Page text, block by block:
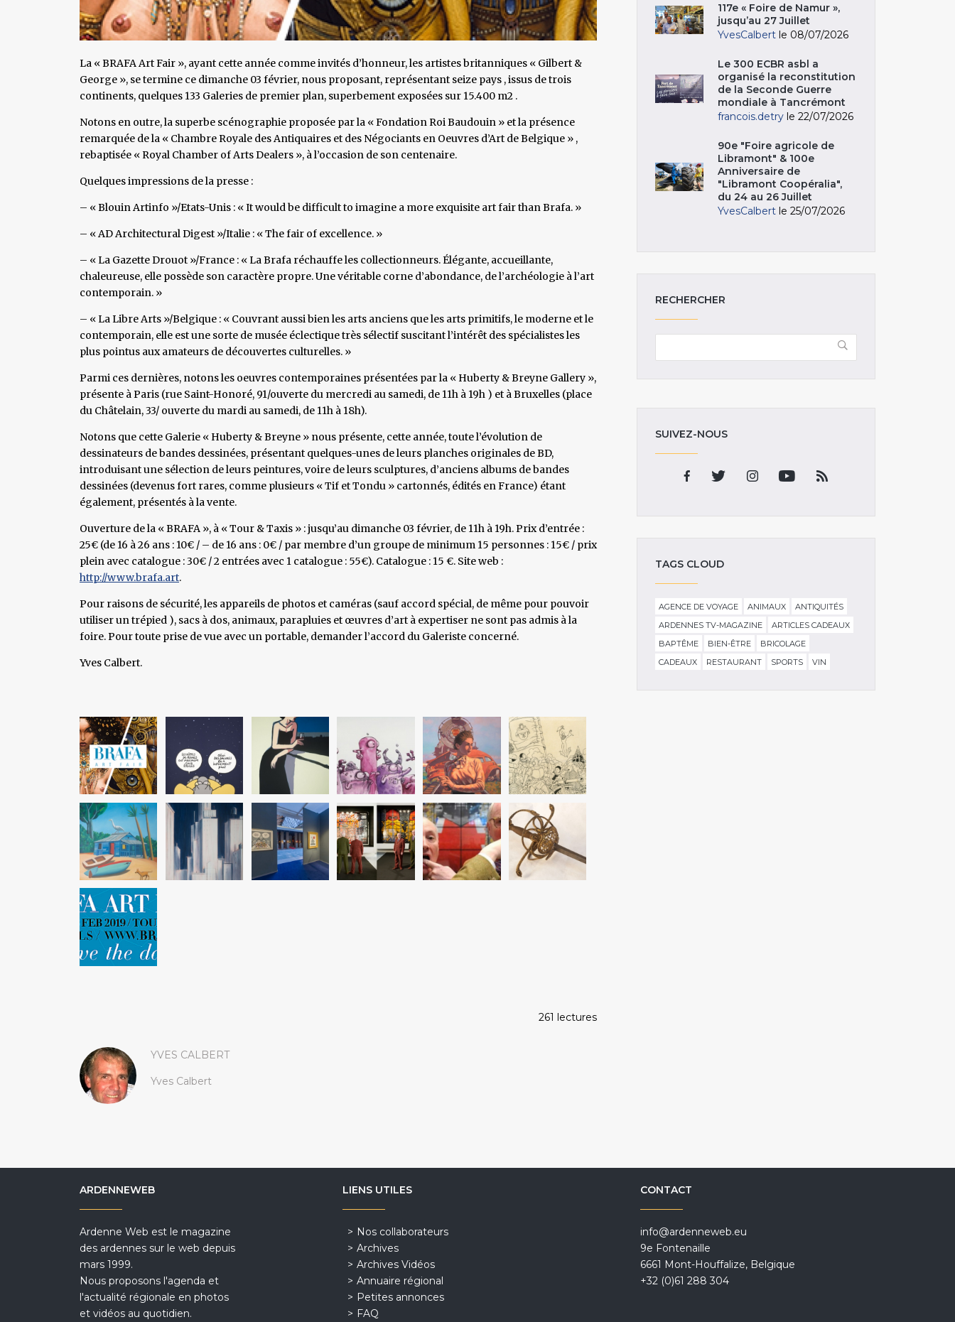
La « BRAFA Art Fair », ayant cette année comme invités d’honneur, les artistes britanniques « Gilbert &
George », se termine ce dimanche 03 février, nous proposant, représentant seize pays , issus de trois
continents, quelques 133 Galeries de premier plan, superbement exposées sur 15.400 m2 .
Notons en outre, la superbe scénographie proposée par la « Fondation Roi Baudouin » et la présence
remarquée de la « Chambre Royale des Antiquaires et des Négociants en Oeuvres d’Art de Belgique » ,
rebaptisée « Royal Chamber of Arts Dealers », à l’occasion de son centenaire.
Quelques impressions de la presse :
– « Blouin Artinfo »/Etats-Unis : « It would be difficult to imagine a more exquisite art fair than Brafa. »
– « AD Architectural Digest »/Italie : « The fair of excellence. »
– « La Gazette Drouot »/France : « La Brafa réchauffe les collectionneurs. Élégante, accueillante,
chaleureuse, elle possède son caractère propre. Une véritable corne d’abondance, de l’archéologie à l’art
contemporain. »
– « La Libre Arts »/Belgique : « Couvrant aussi bien les arts anciens que les arts primitifs, le moderne et le
contemporain, elle est une sorte de musée éclectique très sélectif suscitant l’intérêt des spécialistes les
plus pointus aux amateurs de découvertes culturelles. »
Parmi ces dernières, notons les oeuvres contemporaines présentées par la « Huberty & Breyne Gallery »,
présente à Paris (rue Saint-Honoré, 91/ouverte du mercredi au samedi, de 11h à 19h ) et à Bruxelles (place
du Châtelain, 33/ ouverte du mardi au samedi, de 11h à 18h).
Notons que cette Galerie « Huberty & Breyne » nous présente, cette année, toute l’évolution de
dessinateurs de bandes dessinées, présentant quelques-unes de leurs planches originales de BD,
introduisant une sélection de leurs peintures, voire de leurs sculptures, d’anciens albums de bandes
dessinées (devenus fort rares, comme plusieurs « Tif et Tondu » cartonnés, édités en France) étant
également, présentés à la vente.
Ouverture de la « BRAFA », à « Tour & Taxis » : jusqu’au dimanche 03 février, de 11h à 19h. Prix d’entrée :
25€ (de 16 à 26 ans : 10€ / – de 16 ans : 0€ / par membre d’un groupe de minimum 15 personnes : 15€ / prix
plein avec catalogue : 30€ / 2 entrées avec 1 catalogue : 55€). Catalogue : 15 €. Site web :
http://www.brafa.art.
Pour raisons de sécurité, les appareils de photos et caméras (sauf accord spécial, de même pour pouvoir
utiliser un trépied ), sacs à dos, animaux, parapluies et œuvres d’art à expertiser ne sont pas admis à la
foire. Pour toute prise de vue avec un portable, demander l’accord du Galeriste concerné.
Yves Calbert.
261 lectures
YVES CALBERT
Yves Calbert
117e « Foire de Namur »,
jusqu’au 27 Juillet
YvesCalbert le 08/07/2026
Le 300 ECBR asbl a
organisé la reconstitution
de la Seconde Guerre
mondiale à Tancrémont
francois.detry le 22/07/2026
90e "Foire agricole de
Libramont" & 100e
Anniversaire de
"Libramont Coopéralia",
du 24 au 26 Juillet
YvesCalbert le 25/07/2026
RECHERCHER
SUIVEZ-NOUS
TAGS CLOUD
AGENCE DE VOYAGE ANIMAUX
ANTIQUITÉS
ARDENNES TV-MAGAZINE
ARTICLES CADEAUX
BAPTÊME
BIEN-ÊTRE
BRICOLAGE
CADEAUX
RESTAURANT SPORTS VIN
ARDENNEWEB
Ardenne Web est le magazine
des ardennes sur le web depuis
mars 1999.
Nous proposons l'agenda et
l'actualité régionale en photos
et vidéos au quotidien.
LIENS UTILES
Nos collaborateurs
Archives
Archives Vidéos
Annuaire régional
Petites annonces
FAQ
CONTACT
info@ardenneweb.eu
9e Fontenaille
6661 Mont-Houffalize, Belgique
+32 (0)61 288 304